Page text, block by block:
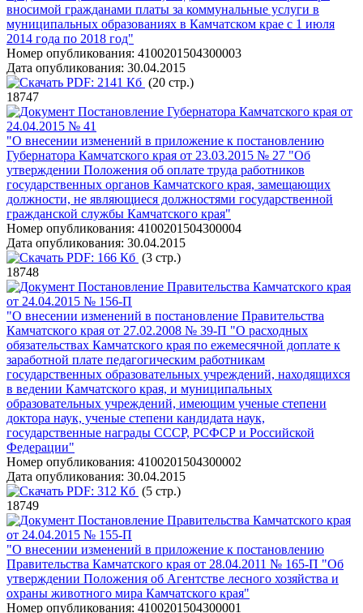
вносимой гражданами платы за коммунальные услуги в
муниципальных образованиях в Камчатском крае с 1 июля
2014 года по 2018 год"
Номер опубликования: 4100201504300003
Дата опубликования: 30.04.2015
PDF: 2141 Кб (20 стр.)
18747
Постановление Губернатора Камчатского края от
24.04.2015 № 41
"О внесении изменений в приложение к постановлению
Губернатора Камчатского края от 23.03.2015 № 27 "Об
утверждении Положения об оплате труда работников
государственных органов Камчатского края, замещающих
должности, не являющиеся должностями государственной
гражданской службы Камчатского края"
Номер опубликования: 4100201504300004
Дата опубликования: 30.04.2015
PDF: 166 Кб (3 стр.)
18748
Постановление Правительства Камчатского края
от 24.04.2015 № 156-П
"О внесении изменений в постановление Правительства
Камчатского края от 27.02.2008 № 39-П "О расходных
обязательствах Камчатского края по ежемесячной доплате к
заработной плате педагогическим работникам
государственных образовательных учреждений, находящихся
в ведении Камчатского края, и муниципальных
образовательных учреждений, имеющим ученые степени
доктора наук, ученые степени кандидата наук,
государственные награды СССР, РСФСР и Российской
Федерации"
Номер опубликования: 4100201504300002
Дата опубликования: 30.04.2015
PDF: 312 Кб (5 стр.)
18749
Постановление Правительства Камчатского края
от 24.04.2015 № 155-П
"О внесении изменений в приложение к постановлению
Правительства Камчатского края от 28.04.2011 № 165-П "Об
утверждении Положения об Агентстве лесного хозяйства и
охраны животного мира Камчатского края"
Номер опубликования: 4100201504300001